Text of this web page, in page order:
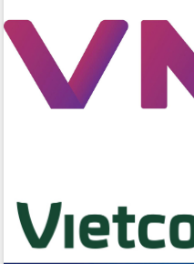
Phát động chiến dịch 30 ngày đêm
giải phóng mặt bằng Tuyến đường bộ
ven biển
Đắk Lắk nỗ lực thúc đẩy tăng trưởng
kinh tế từ 10% trở lên trong Quý
Thứ trưởng Bộ Y tế làm việc với tỉnh
Đắk Lắk về phát triển nhân lực y tế
cho trạm y tế cấp xã